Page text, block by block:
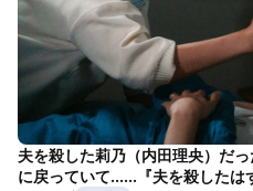
夫を殺した莉乃（内田理央）だ
に戻っていて……『夫を殺したは